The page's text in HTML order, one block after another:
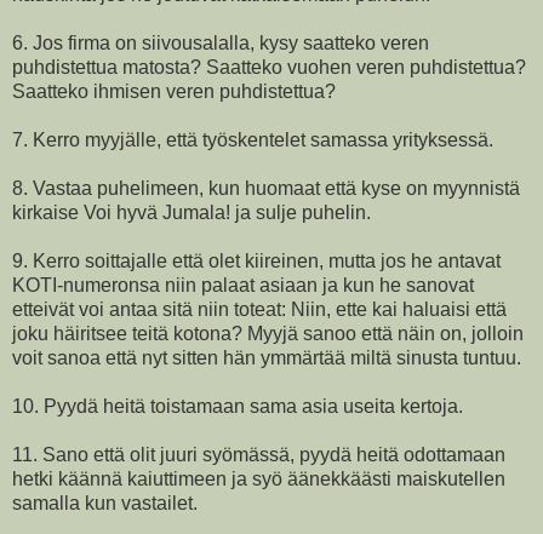
6. Jos firma on siivousalalla, kysy saatteko veren
puhdistettua matosta? Saatteko vuohen veren puhdistettua?
Saatteko ihmisen veren puhdistettua?
7. Kerro myyjälle, että työskentelet samassa yrityksessä.
8. Vastaa puhelimeen, kun huomaat että kyse on myynnistä
kirkaise Voi hyvä Jumala! ja sulje puhelin.
9. Kerro soittajalle että olet kiireinen, mutta jos he antavat
KOTI-numeronsa niin palaat asiaan ja kun he sanovat
etteivät voi antaa sitä niin toteat: Niin, ette kai haluaisi että
joku häiritsee teitä kotona? Myyjä sanoo että näin on, jolloin
voit sanoa että nyt sitten hän ymmärtää miltä sinusta tuntuu.
10. Pyydä heitä toistamaan sama asia useita kertoja.
11. Sano että olit juuri syömässä, pyydä heitä odottamaan
hetki käännä kaiuttimeen ja syö äänekkäästi maiskutellen
samalla kun vastailet.